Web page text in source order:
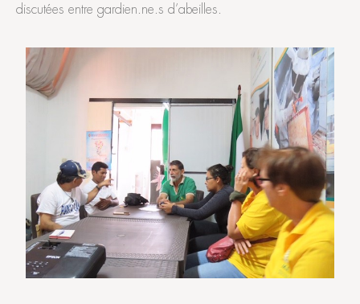
discutées entre gardien.ne.s d’abeilles.